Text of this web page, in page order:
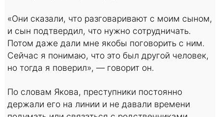
«Они сказали, что разговаривают с моим сыном,
и сын подтвердил, что нужно сотрудничать.
Потом даже дали мне якобы поговорить с ним.
Сейчас я понимаю, что это был другой человек,
но тогда я поверил», — говорит он.
По словам Якова, преступники постоянно
держали его на линии и не давали времени